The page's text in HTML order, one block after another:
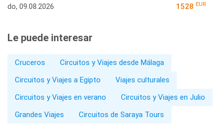
do, 09.08.2026 1528 EUR
Le puede interesar
Cruceros
Circuitos y Viajes desde Málaga
Circuitos y Viajes a Egipto
Viajes culturales
Circuitos y Viajes en verano
Circuitos y Viajes en Julio
Grandes Viajes
Circuitos de Saraya Tours